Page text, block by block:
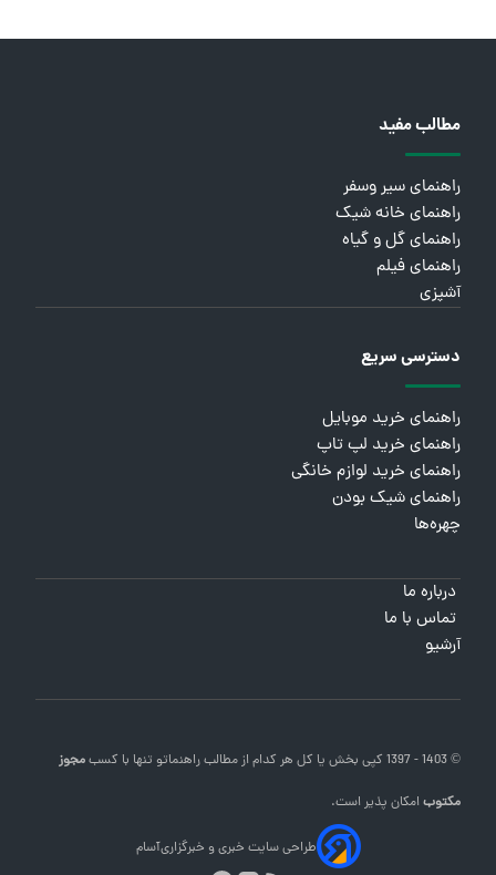
مطالب مفید
راهنمای سیر وسفر
راهنمای خانه شیک
راهنمای گل و گیاه
راهنمای فیلم
آشپزی
دسترسی سریع
راهنمای خرید موبایل
راهنمای خرید لپ تاپ
راهنمای خرید لوازم خانگی
راهنمای شیک بودن
چهره‌ها
درباره ما
تماس با ما
آرشیو
© 1403 - 1397 کپی بخش یا کل هر کدام از مطالب راهنماتو تنها با کسبمجوز
مکتوبامکان پذیر است.
طراحی سایت خبری و خبرگزاریآسام